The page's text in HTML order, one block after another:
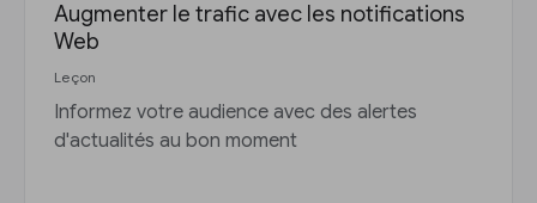
Augmenter le trafic avec les notifications
Web
Leçon
Informez votre audience avec des alertes
d'actualités au bon moment